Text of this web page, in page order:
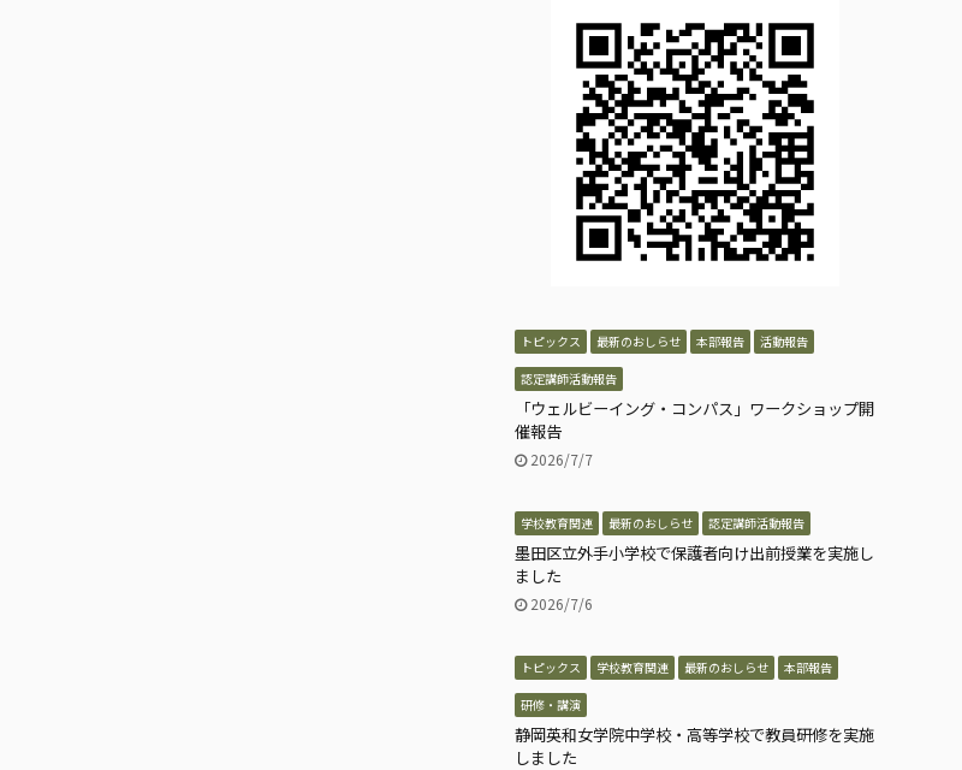
トピックス 最新のおしらせ 本部報告 活動報告
認定講師活動報告
「ウェルビーイング・コンパス」ワークショップ開
催報告
2026/7/7
学校教育関連 最新のおしらせ 認定講師活動報告
墨田区立外手小学校で保護者向け出前授業を実施し
ました
2026/7/6
トピックス 学校教育関連 最新のおしらせ 本部報告
研修・講演
静岡英和女学院中学校・高等学校で教員研修を実施
しました